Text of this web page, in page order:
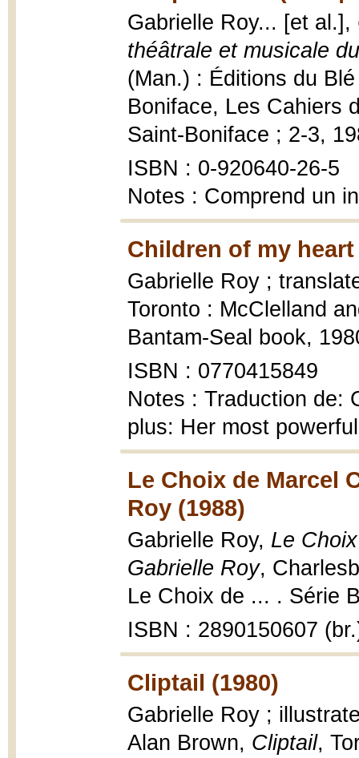
Gabrielle Roy... [et al.],
théâtrale et musicale
(Man.) : Éditions du
Boniface, Les Cahiers
Saint-Boniface ; 2-3,
ISBN : 0-920640-26-5
Notes : Comprend un
Children of my heart
Gabrielle Roy ;
Toronto : McClelland
Bantam-Seal book,
ISBN : 0770415849
Notes : Traduction de:
plus: Her most
Le Choix de Marcel
Roy (1988)
Gabrielle Roy, Le
Gabrielle Roy,
Le Choix de ... . Série
ISBN : 2890150607
Cliptail (1980)
Gabrielle Roy ;
Alan Brown, Cliptail,